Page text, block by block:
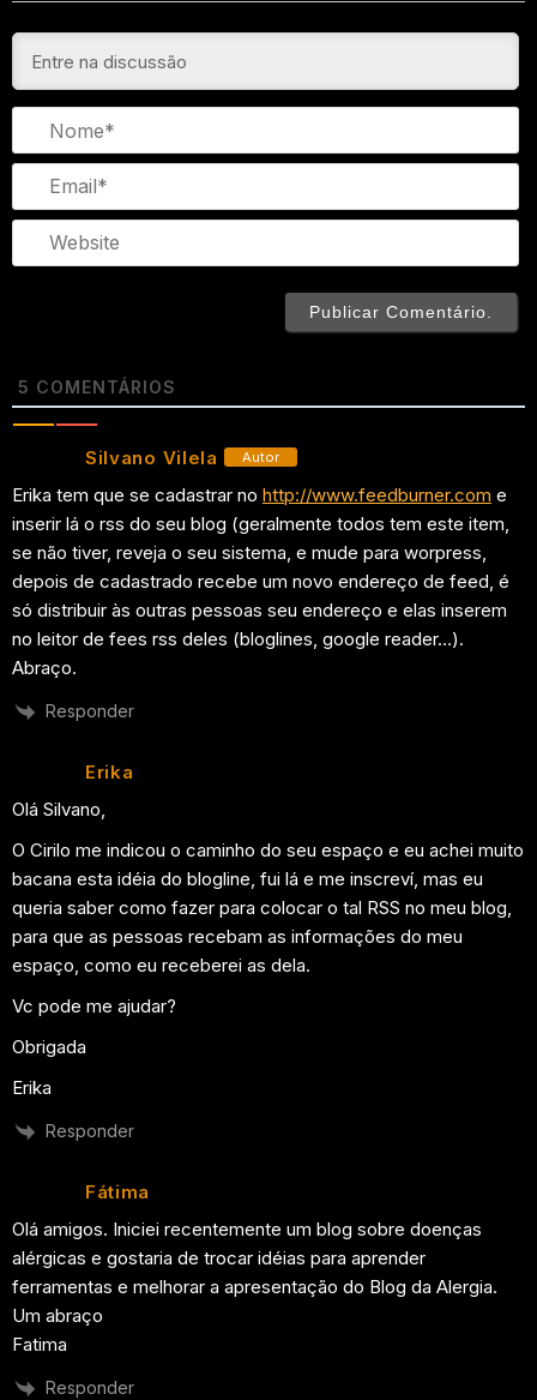
5 COMENTÁRIOS
Silvano Vilela Autor
Erika tem que se cadastrar no http://www.feedburner.com e
inserir lá o rss do seu blog (geralmente todos tem este item,
se não tiver, reveja o seu sistema, e mude para worpress,
depois de cadastrado recebe um novo endereço de feed, é
só distribuir às outras pessoas seu endereço e elas inserem
no leitor de fees rss deles (bloglines, google reader…).
Abraço.
Responder
Erika
Olá Silvano,
O Cirilo me indicou o caminho do seu espaço e eu achei muito
bacana esta idéia do blogline, fui lá e me inscreví, mas eu
queria saber como fazer para colocar o tal RSS no meu blog,
para que as pessoas recebam as informações do meu
espaço, como eu receberei as dela.
Vc pode me ajudar?
Obrigada
Erika
Responder
Fátima
Olá amigos. Iniciei recentemente um blog sobre doenças
alérgicas e gostaria de trocar idéias para aprender
ferramentas e melhorar a apresentação do Blog da Alergia.
Um abraço
Fatima
Responder